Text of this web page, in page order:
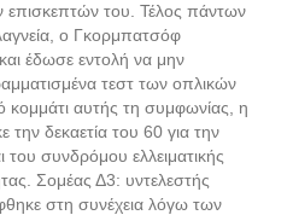
επισκεπτών του. Τέλος πάντων
ο Γκορμπατσόφ
έδωσε εντολή να μην
τεστ των οπλικών
κομμάτι αυτής τη συμφωνίας, η
δεκαετία του 60 για την
του συνδρόμου ελλειματικής
Σομέας Δ3: υντελεστής
στη συνέχεια λόγω των